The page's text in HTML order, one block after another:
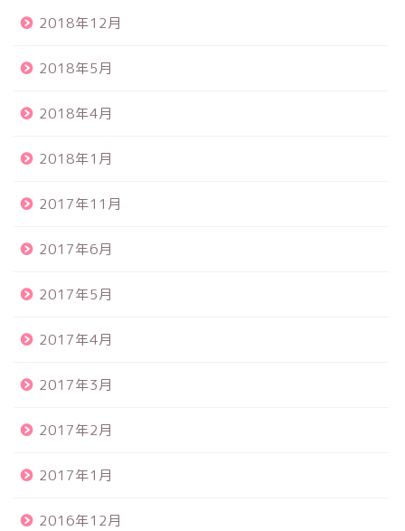
2018年12月
2018年5月
2018年4月
2018年1月
2017年11月
2017年6月
2017年5月
2017年4月
2017年3月
2017年2月
2017年1月
2016年12月